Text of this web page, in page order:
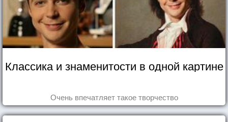
Классика и знаменитости в одной картине
Очень впечатляет такое творчество